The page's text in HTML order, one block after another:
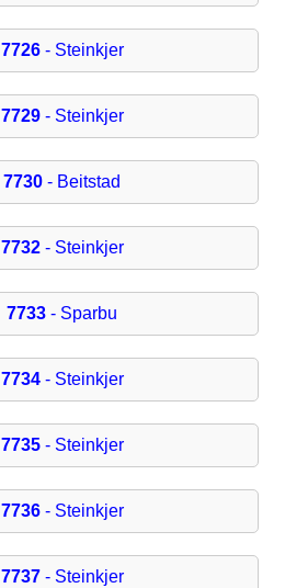
7726- Steinkjer
7729- Steinkjer
7730 - Beitstad
7732- Steinkjer
7733 - Sparbu
7734- Steinkjer
7735- Steinkjer
7736- Steinkjer
7737- Steinkjer